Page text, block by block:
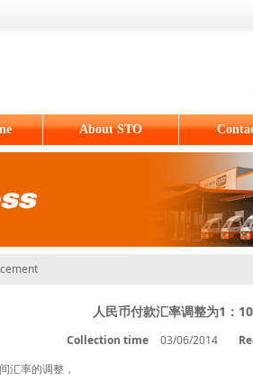
About STO
人民币付款汇率调整为1：
Collection time 03/06/2014
汇率的调整，